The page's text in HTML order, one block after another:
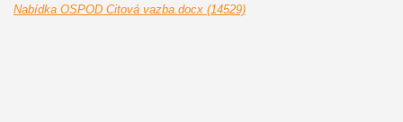
Nabídka OSPOD Citová vazba.docx (14529)